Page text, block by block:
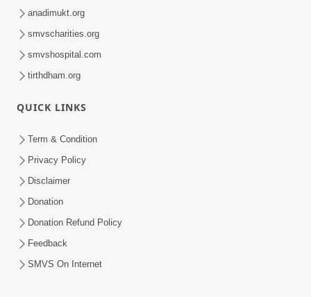
anadimukt.org
smvscharities.org
smvshospital.com
tirthdham.org
QUICK LINKS
Term & Condition
Privacy Policy
Disclaimer
Donation
Donation Refund Policy
Feedback
SMVS On Internet